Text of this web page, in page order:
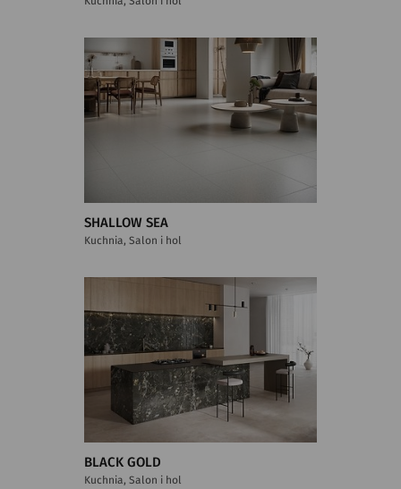
SHALLOW SEA
Kuchnia, Salon i hol
BLACK GOLD
Kuchnia, Salon i hol